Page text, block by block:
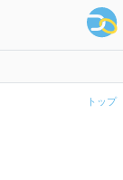
トップ